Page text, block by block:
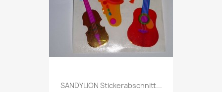
SANDYLION Stickerabschnitt...